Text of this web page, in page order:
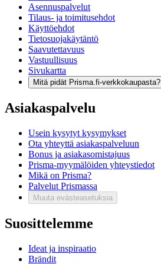
Asennuspalvelut
Tilaus- ja toimitusehdot
Käyttöehdot
Tietosuojakäytäntö
Saavutettavuus
Vastuullisuus
Sivukartta
Mitä pidät Prisma.fi-verkkokaupasta?
Asiakaspalvelu
Usein kysytyt kysymykset
Ota yhteyttä asiakaspalveluun
Bonus ja asiakasomistajuus
Prisma-myymälöiden yhteystiedot
Mikä on Prisma?
Palvelut Prismassa
Muuta evästeasetuksia
Suosittelemme
Ideat ja inspiraatio
Brändit